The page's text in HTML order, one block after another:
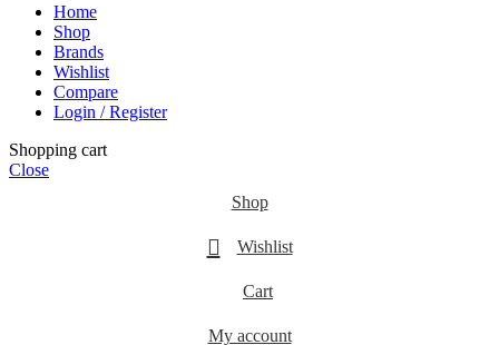
Home
Shop
Brands
Wishlist
Compare
Login / Register
Shopping cart
Close
Shop
Wishlist
Cart
My account